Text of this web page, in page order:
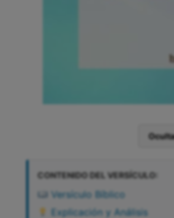
CONTENIDO DEL VERSÍCULO:
Versículo Bíblico
Explicación y Análisis